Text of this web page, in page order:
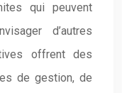
qui peuvent
d’autres
offrent des
de gestion, de